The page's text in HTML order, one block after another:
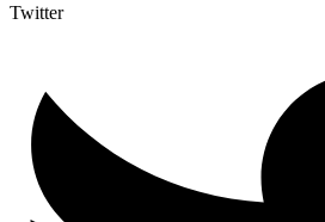
Twitter